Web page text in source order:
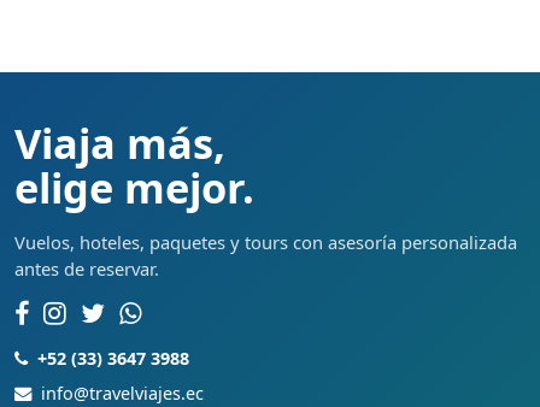
Viaja más,
elige mejor.
Vuelos, hoteles, paquetes y tours con asesoría personalizada
antes de reservar.
+52 (33) 3647 3988
info@travelviajes.ec